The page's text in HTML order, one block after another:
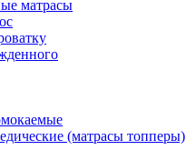
матрасы
(матрасы топперы)